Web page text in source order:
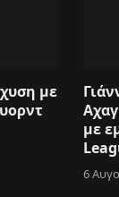
με
με
6